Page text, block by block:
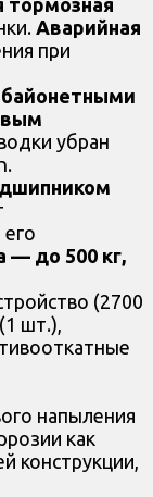
тормозная
Аварийная
при
байонетными
убран
— до 500 кг,
(2700
шт.),
напыления
как
конструкции,